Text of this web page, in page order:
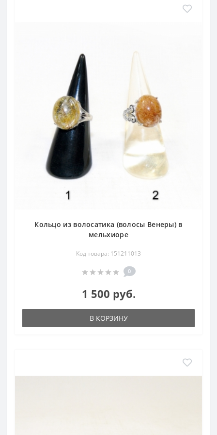
Кольцо из волосатика (волосы Венеры) в
мельхиоре
Код товара: 151211013
0
1 500 руб.
В КОРЗИНУ